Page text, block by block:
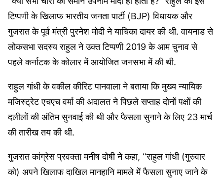
टिप्पणी के खिलाफ भारतीय जनता पार्टी (BJP) विधायक और
गुजरात के पूर्व मंत्री पुरनेश मोदी ने याचिका दायर की थी. वायनाड से
लोकसभा सदस्य राहुल ने उक्त टिप्पणी 2019 के आम चुनाव से
पहले कर्नाटक के कोलार में आयोजित जनसभा में की थी.
राहुल गांधी के वकील कीरिट पानवाला ने बताया कि मुख्य न्यायिक
मजिस्ट्रेट एचएच वर्मा की अदालत ने पिछले सप्ताह दोनों पक्षों की
दलीलों की अंतिम सुनवाई की थी और फैसला सुनाने के लिए 23 मार्च
की तारीख तय की थी.
गुजरात कांग्रेस प्रवक्ता मनीष दोषी ने कहा, ‘‘राहुल गांधी (गुरुवार
को) अपने खिलाफ दाखिल मानहानि मामले में फैसला सुनाए जाने के